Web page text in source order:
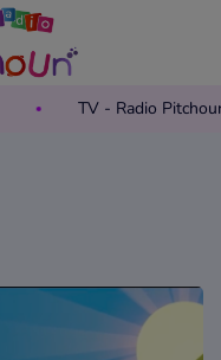
TV - Radio